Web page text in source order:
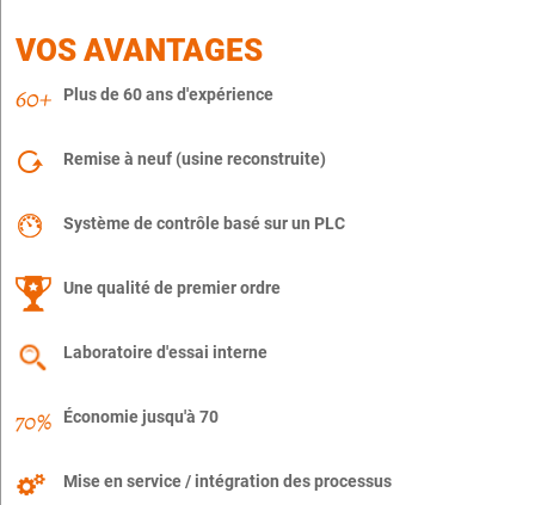
VOS AVANTAGES
Plus de 60 ans d'expérience
Remise à neuf (usine reconstruite)
Système de contrôle basé sur un PLC
Une qualité de premier ordre
Laboratoire d'essai interne
Économie jusqu'à 70
Mise en service / intégration des processus